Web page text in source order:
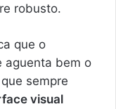
robusto.
que o
aguenta bem o
sempre
visual